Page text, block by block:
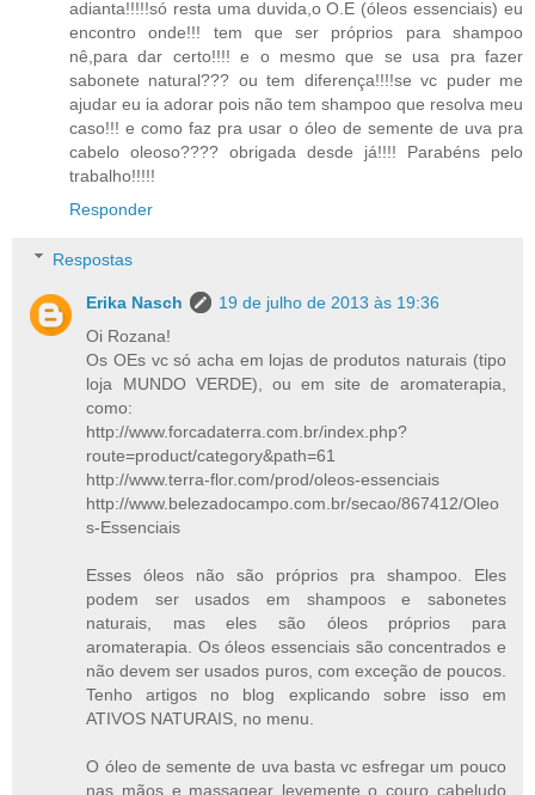
adianta!!!!!só resta uma duvida,o O.E (óleos essenciais) eu
encontro onde!!! tem que ser próprios para shampoo
nê,para dar certo!!!! e o mesmo que se usa pra fazer
sabonete natural??? ou tem diferença!!!!se vc puder me
ajudar eu ia adorar pois não tem shampoo que resolva meu
caso!!! e como faz pra usar o óleo de semente de uva pra
cabelo oleoso???? obrigada desde já!!!! Parabéns pelo
trabalho!!!!!
Responder
Respostas
Erika Nasch
19 de julho de 2013 às 19:36
Oi Rozana!
Os OEs vc só acha em lojas de produtos naturais (tipo
loja MUNDO VERDE), ou em site de aromaterapia,
como:
http://www.forcadaterra.com.br/index.php?
route=product/category&path=61
http://www.terra-flor.com/prod/oleos-essenciais
http://www.belezadocampo.com.br/secao/867412/Oleo
s-Essenciais
Esses óleos não são próprios pra shampoo. Eles
podem ser usados em shampoos e sabonetes
naturais, mas eles são óleos próprios para
aromaterapia. Os óleos essenciais são concentrados e
não devem ser usados puros, com exceção de poucos.
Tenho artigos no blog explicando sobre isso em
ATIVOS NATURAIS, no menu.
O óleo de semente de uva basta vc esfregar um pouco
nas mãos e massagear levemente o couro cabeludo